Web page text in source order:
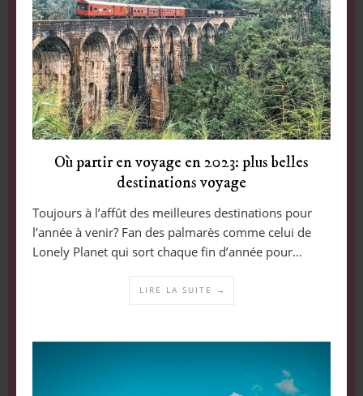
Où partir en voyage en 2023: plus belles
destinations voyage
Toujours à l’affût des meilleures destinations pour
l’année à venir? Fan des palmarès comme celui de
Lonely Planet qui sort chaque fin d’année pour…
LIRE LA SUITE →